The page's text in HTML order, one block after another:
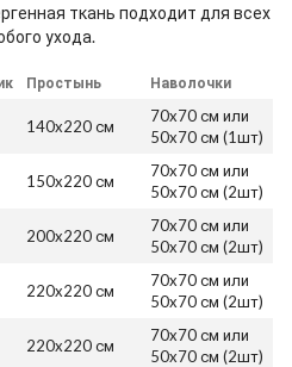
ткань подходит для всех
ухода.
Простынь Наволочки
140x220 см
70x70 см или
50x70 см (1шт)
150x220 см
70x70 см или
50x70 см (2шт)
200x220 см
70x70 см или
50x70 см (2шт)
220x220 см
70x70 см или
50x70 см (2шт)
220x220 см
70x70 см или
50x70 см (2шт)